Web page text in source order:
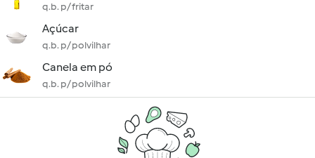
q.b. p/ fritar
Açúcar
q.b. p/ polvilhar
Canela em pó
q.b. p/ polvilhar